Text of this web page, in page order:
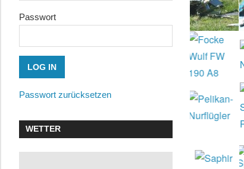
Passwort
Passwort zurücksetzen
WETTER